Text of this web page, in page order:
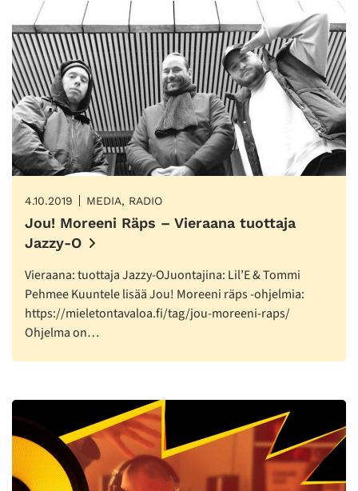
4.10.2019 MEDIA, RADIO
Jou! Moreeni Räps – Vieraana tuottaja
Jazzy-O
Vieraana: tuottaja Jazzy-OJuontajina: Lil’E & Tommi
Pehmee Kuuntele lisää Jou! Moreeni räps -ohjelmia:
https://mieletontavaloa.fi/tag/jou-moreeni-raps/
Ohjelma on…